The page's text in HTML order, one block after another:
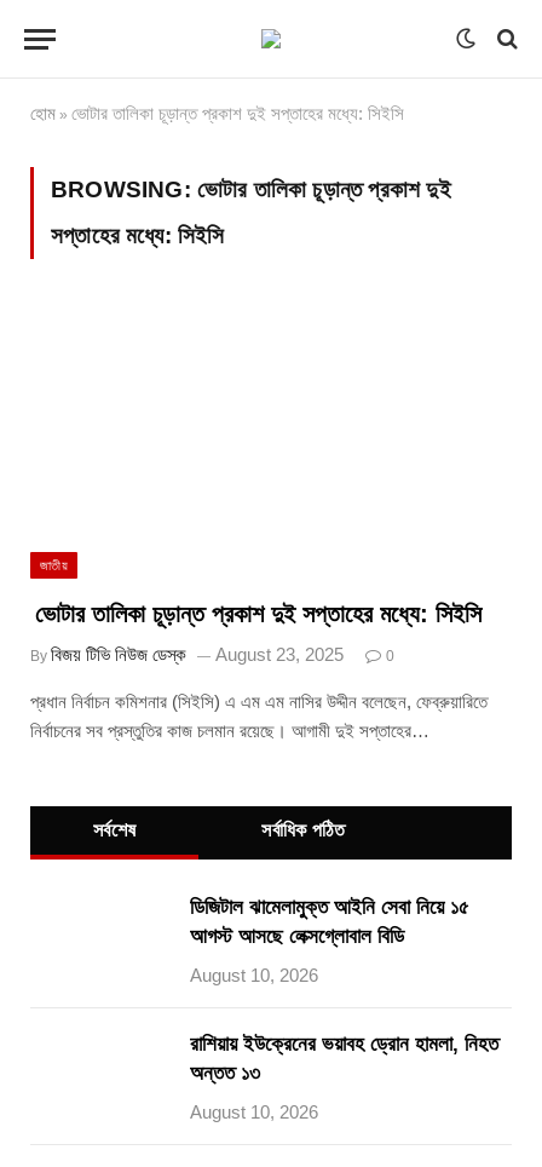
হোম » ভোটার তালিকা চূড়ান্ত প্রকাশ দুই সপ্তাহের মধ্যে: সিইসি
BROWSING: ভোটার তালিকা চূড়ান্ত প্রকাশ দুই
সপ্তাহের মধ্যে: সিইসি
জাতীয়
ভোটার তালিকা চূড়ান্ত প্রকাশ দুই সপ্তাহের মধ্যে: সিইসি
By বিজয় টিভি নিউজ ডেস্ক August 23, 2025 0
প্রধান নির্বাচন কমিশনার (সিইসি) এ এম এম নাসির উদ্দীন বলেছেন, ফেব্রুয়ারিতে
নির্বাচনের সব প্রস্তুতির কাজ চলমান রয়েছে। আগামী দুই সপ্তাহের…
সর্বশেষ সর্বাধিক পঠিত
ডিজিটাল ঝামেলামুক্ত আইনি সেবা নিয়ে ১৫
আগস্ট আসছে লেক্সগ্লোবাল বিডি
August 10, 2026
রাশিয়ায় ইউক্রেনের ভয়াবহ ড্রোন হামলা, নিহত
অন্তত ১৩
August 10, 2026